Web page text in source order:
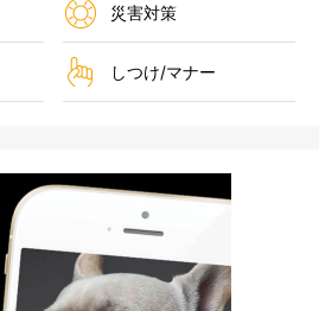
災害対策
しつけ/マナー